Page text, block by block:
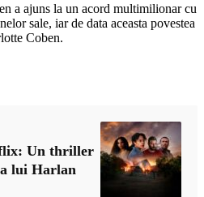
a ajuns la un acord multimilionar cu
sale, iar de data aceasta povestea
Coben.
Un thriller
lui Harlan